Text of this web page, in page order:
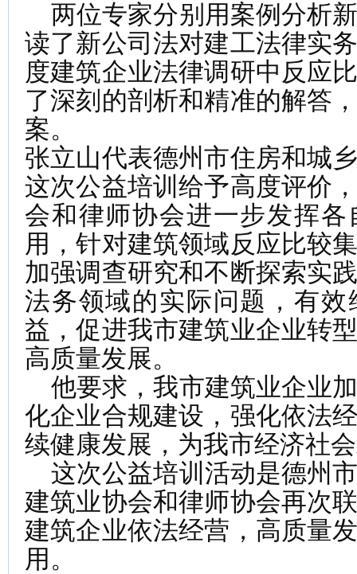
两位专家分别用案例分析
读了新公司法对建工法律实
度建筑企业法律调研中反应
了深刻的剖析和精准的解答
案。
张立山代表德州市住房和城
这次公益培训给予高度评价
会和律师协会进一步发挥
用，针对建筑领域反应比较
加强调查研究和不断探索实
法务领域的实际问题，有
益，促进我市建筑业企业转
高质量发展。
他要求，我市建筑业企业
化企业合规建设，强化依法
续健康发展，为我市经济社
这次公益培训活动是德州
建筑业协会和律师协会再次
建筑企业依法经营，高质量
用。